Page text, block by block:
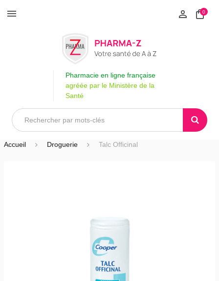
0
Pharmacie en ligne française
agréée par le Ministère de la
Santé
Accueil Droguerie Talc Officinal